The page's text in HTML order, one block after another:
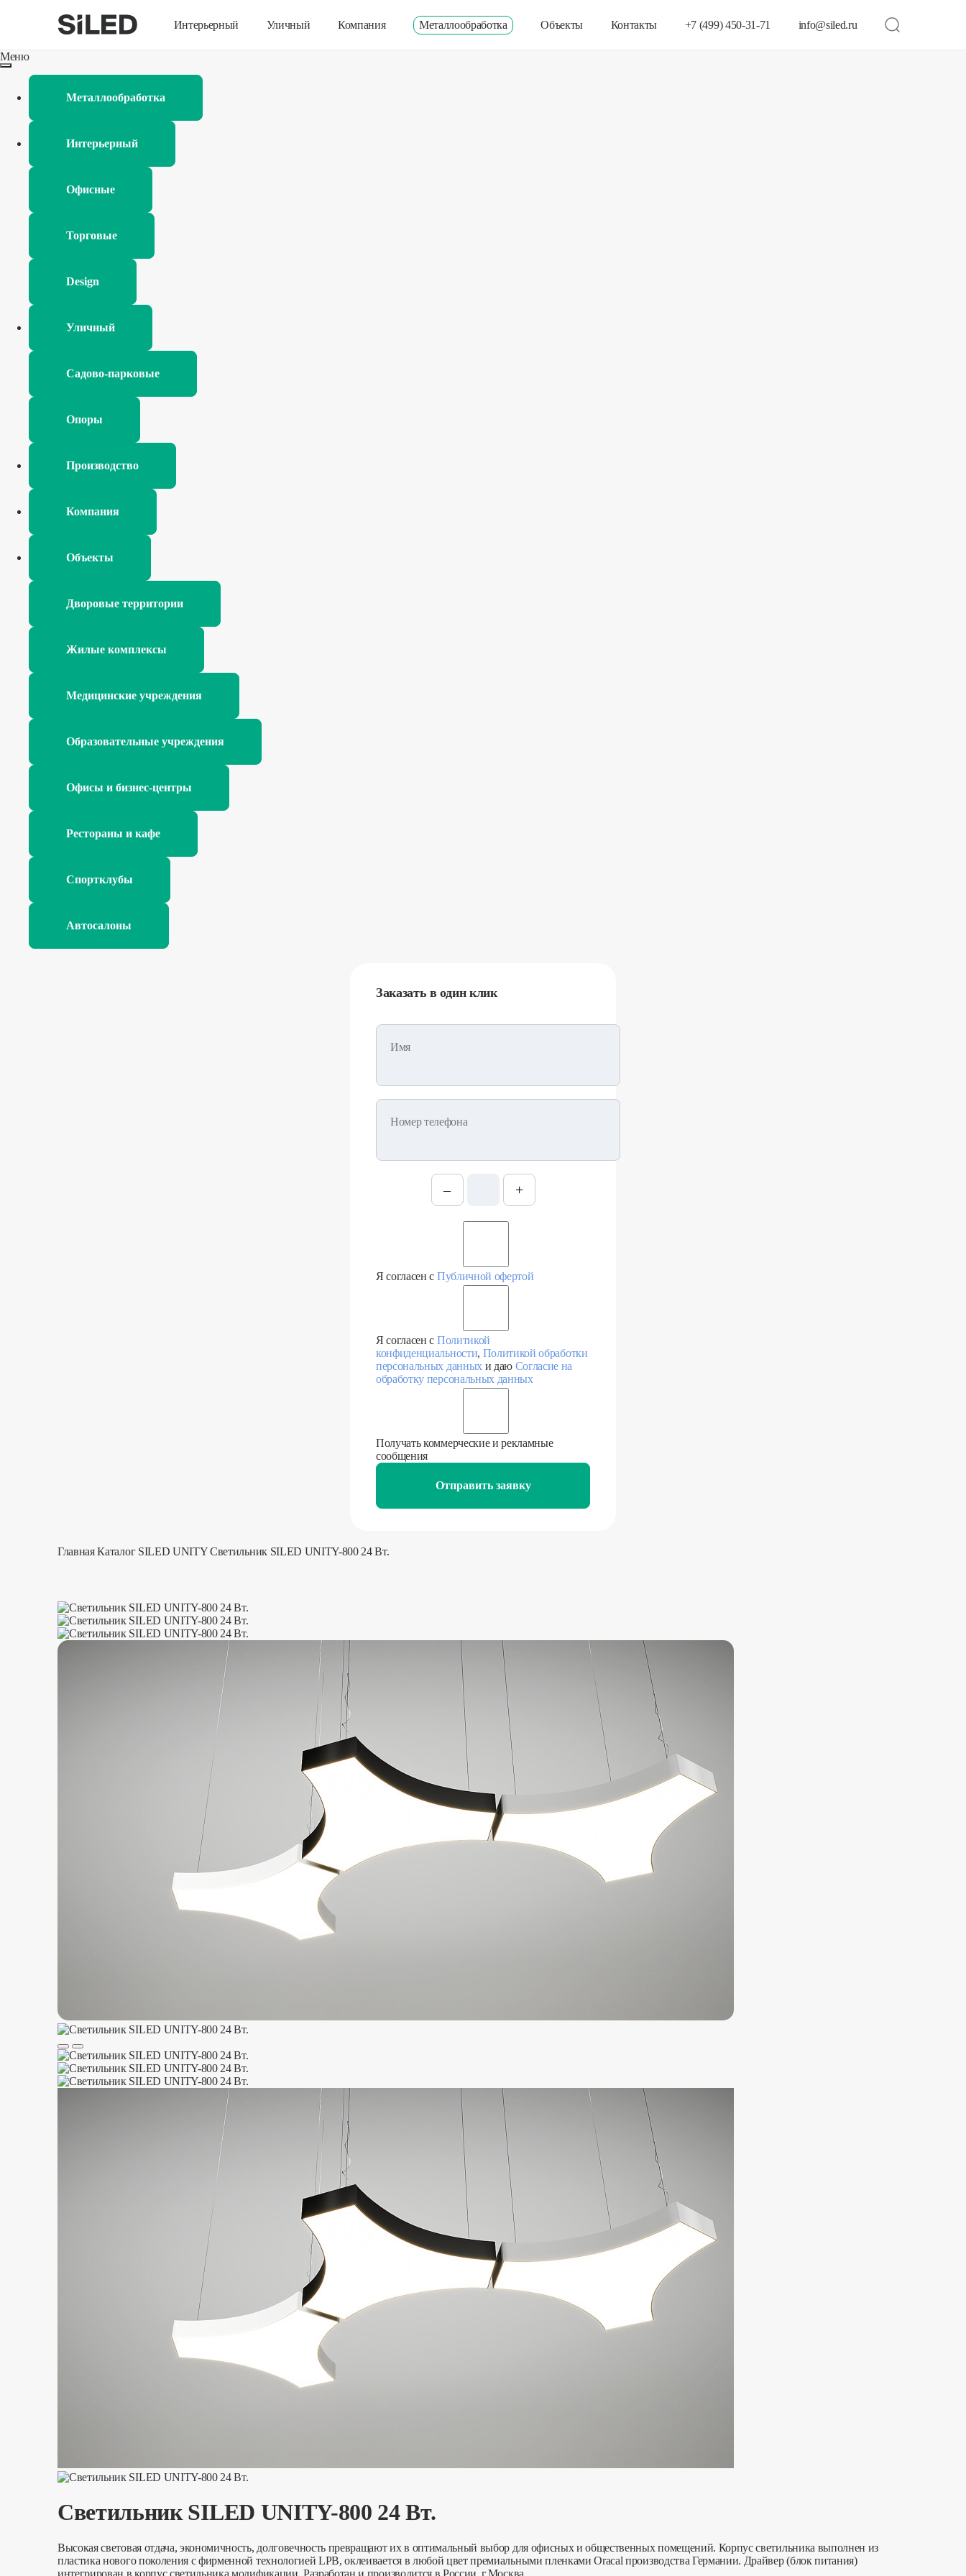
Интерьерный Уличный Компания Металлообработка Объекты Контакты +7 (499) 450-31-71 info@siled.ru
Меню
Металлообработка
Интерьерный
Офисные
Торговые
Design
Уличный
Садово-парковые
Опоры
Производство
Компания
Объекты
Дворовые территории
Жилые комплексы
Медицинские учреждения
Образовательные учреждения
Офисы и бизнес-центры
Рестораны и кафе
Спортклубы
Автосалоны
Заказать в один клик
Имя
Номер телефона
– +
Я согласен с Публичной офертой
Я согласен с Политикой
конфиденциальности, Политикой обработки
персональных данныхи даю Согласие на
обработку персональных данных
Получать коммерческие и рекламные
сообщения
Отправить заявку
Главная Каталог SILED UNITY Светильник SILED UNITY-800 24 Вт.
Светильник SILED UNITY-800 24 Вт.
Высокая световая отдача, экономичность, долговечность превращают их в оптимальный выбор для офисных и общественных помещений. Корпус светильника выполнен из
пластика нового поколения с фирменной технологией LPB, оклеивается в любой цвет премиальными пленками Oracal производства Германии. Драйвер (блок питания)
интегрирован в корпус светильника модификации. Разработан и производится в России, г.Москва.